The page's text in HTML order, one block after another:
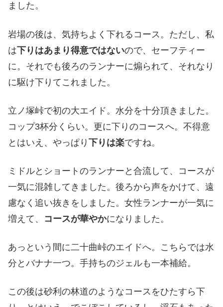
ました。
岩場の後は、気持ちよく下れるコース。ただし、私
は下りはあまり得意ではないので、セーフティー
に。それでも後ろのランナーに煽られて、それなり
に駆け下りてこれました。
立ノ塚峠で初の大エイド。水分を十分頂きました。
コップ3杯分くらい。更に下りのコースへ。不得意
とはいえ、やっぱり 下りは楽ですね。
ミドルとショートのランナーと合流して、コースが
一気に混雑してきました。後ろから声をかけて、遠
慮なく追い抜きをしました。女性ランナーが一気に
増えて、 コースが華やかになりました。
あっという間に二十曲峠のエイドへ。こちらでは水
分とバナナ一つ。手持ちのジェルも一本補給。
この後は砂利の林道のようなコースをひたすら下